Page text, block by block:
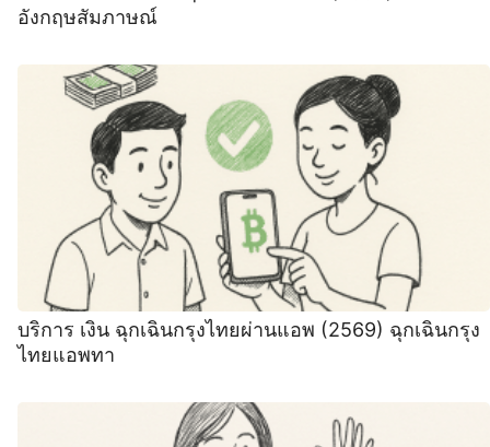
อังกฤษสัมภาษณ์
บริการ เงิน ฉุกเฉินกรุงไทยผ่านแอพ (2569) ฉุกเฉินกรุง
ไทยแอพทา